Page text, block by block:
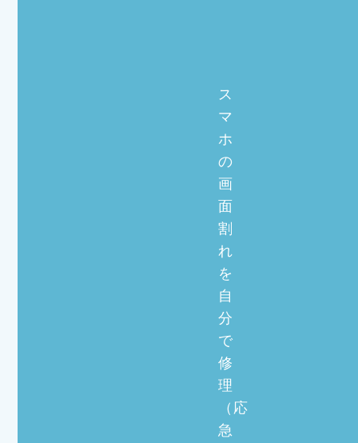
ス
マ
ホ
の
画
面
割
れ
を
自
分
で
修
理
（応
急